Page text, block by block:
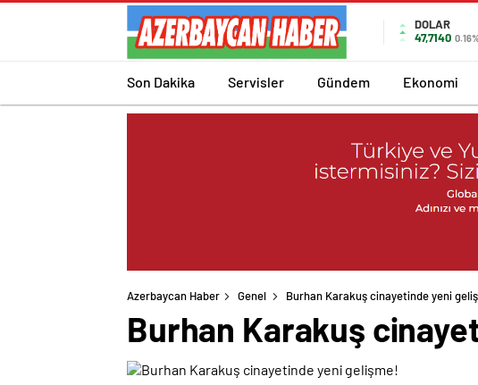
DOLAR
47,7140
Son Dakika Servisler Gündem Ekonomi
Azerbaycan Haber Genel Burhan Karakuş cinayetinde yeni
Burhan Karakuş